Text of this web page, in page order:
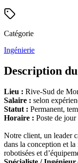
Catégorie
Ingénierie
Description
Lieu : Rive-Sud de
Salaire : selon
Statut : Permanent,
Horaire : Poste de jour
Notre client, un leader
dans la conception et
robotisées et